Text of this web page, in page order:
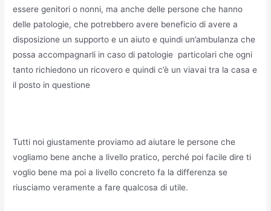
essere genitori o nonni, ma anche delle persone che hanno
delle patologie, che potrebbero avere beneficio di avere a
disposizione un supporto e un aiuto e quindi un’ambulanza che
possa accompagnarli in caso di patologie particolari che ogni
tanto richiedono un ricovero e quindi c’è un viavai tra la casa e
il posto in questione
Tutti noi giustamente proviamo ad aiutare le persone che
vogliamo bene anche a livello pratico, perché poi facile dire ti
voglio bene ma poi a livello concreto fa la differenza se
riusciamo veramente a fare qualcosa di utile.